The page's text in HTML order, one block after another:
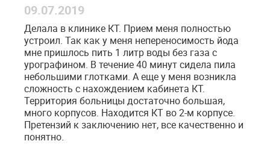
09.07.2019
Делала в клинике КТ. Прием меня полностью
устроил. Так как у меня непереносимость йода
мне пришлось пить 1 литр воды без газа с
урографином. В течение 40 минут сидела пила
небольшими глотками. А еще у меня возникла
сложность с нахождением кабинета КТ.
Территория больницы достаточно большая,
много корпусов. Находится КТ во 2-м корпусе.
Претензий к заключению нет, все качественно и
понятно.